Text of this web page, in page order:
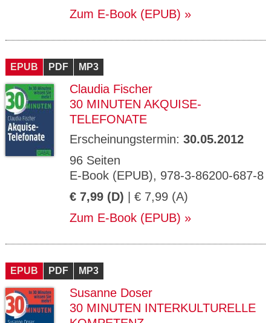
Zum E-Book (EPUB)
EPUB PDF MP3
Claudia Fischer
30 MINUTEN AKQUISE-
TELEFONATE
Erscheinungstermin: 30.05.2012
96 Seiten
E-Book (EPUB), 978-3-86200-687-8
€ 7,99 (D) | € 7,99 (A)
Zum E-Book (EPUB)
EPUB PDF MP3
Susanne Doser
30 MINUTEN INTERKULTURELLE